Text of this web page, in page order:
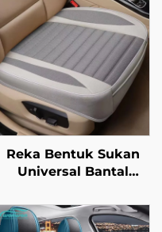
Reka Bentuk Sukan
Universal Bantal
Sekeping dengan Ciri
Penyejuk dan Urut